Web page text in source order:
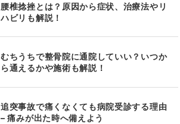
腰椎捻挫とは？原因から症状、治療法やリ
ハビリも解説！
むちうちで整骨院に通院していい？いつか
ら通えるかや施術も解説！
追突事故で痛くなくても病院受診する理由
– 痛みが出た時へ備えよう